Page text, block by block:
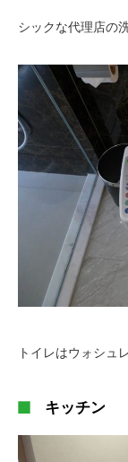
シックな代理店の
トイレはウォシュ
キッチン